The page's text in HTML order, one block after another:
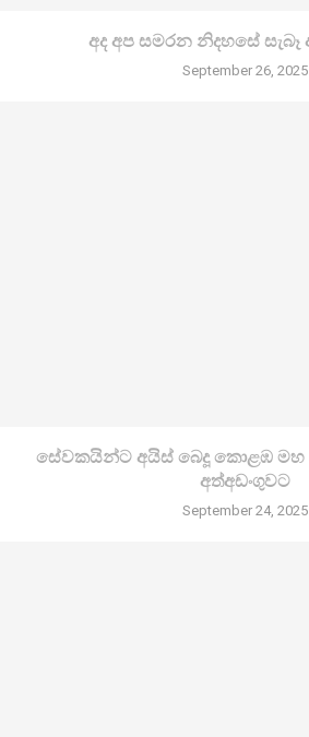
අද අප සමරන නිදහසේ
September 26, 2025
සේවකයින්ට අයිස් බෙදූ කොළඹ මහ
අත්අඩංගුවට
September 24, 2025